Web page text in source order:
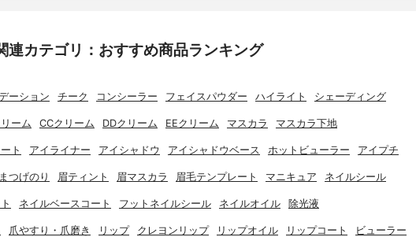
連カテゴリ：おすすめ商品ランキング
ーション チーク コンシーラー フェイスパウダー ハイライト シェーディング
ーム CCクリーム DDクリーム EEクリーム マスカラ マスカラ下地
ト アイライナー アイシャドウ アイシャドウベース ホットビューラー アイプチ
つげのり 眉ティント 眉マスカラ 眉毛テンプレート マニキュア ネイルシール
ネイルベースコート フットネイルシール ネイルオイル 除光液
爪やすり・爪磨き リップ クレヨンリップ リップオイル リップコート ビューラー